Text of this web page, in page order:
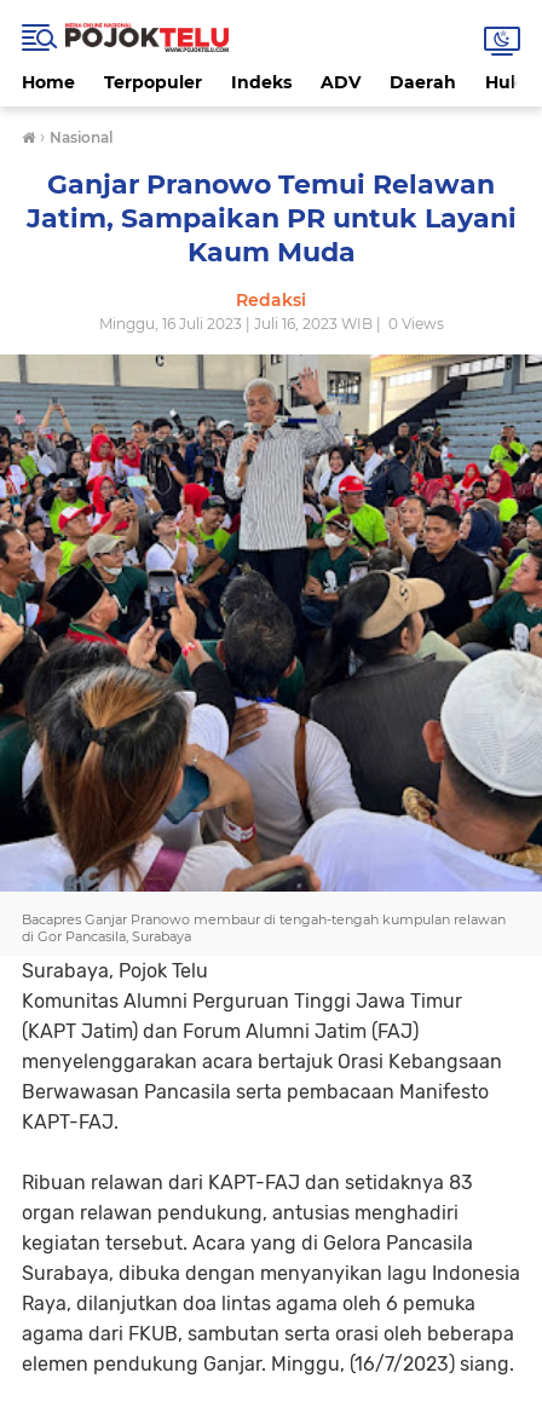
Home Terpopuler Indeks ADV Daerah
› Nasional
Ganjar Pranowo Temui Relawan
Jatim, Sampaikan PR untuk Layani
Kaum Muda
Redaksi
Minggu, 16 Juli 2023 | Juli 16, 2023 WIB | 0Views
Bacapres Ganjar Pranowo membaur di tengah-tengah kumpulan relawan
di Gor Pancasila, Surabaya
Surabaya, Pojok Telu
Komunitas Alumni Perguruan Tinggi Jawa Timur
(KAPT Jatim) dan Forum Alumni Jatim (FAJ)
menyelenggarakan acara bertajuk Orasi Kebangsaan
Berwawasan Pancasila serta pembacaan Manifesto
KAPT-FAJ.
Ribuan relawan dari KAPT-FAJ dan setidaknya 83
organ relawan pendukung, antusias menghadiri
kegiatan tersebut. Acara yang di Gelora Pancasila
Surabaya, dibuka dengan menyanyikan lagu Indonesia
Raya, dilanjutkan doa lintas agama oleh 6 pemuka
agama dari FKUB, sambutan serta orasi oleh beberapa
elemen pendukung Ganjar. Minggu, (16/7/2023) siang.